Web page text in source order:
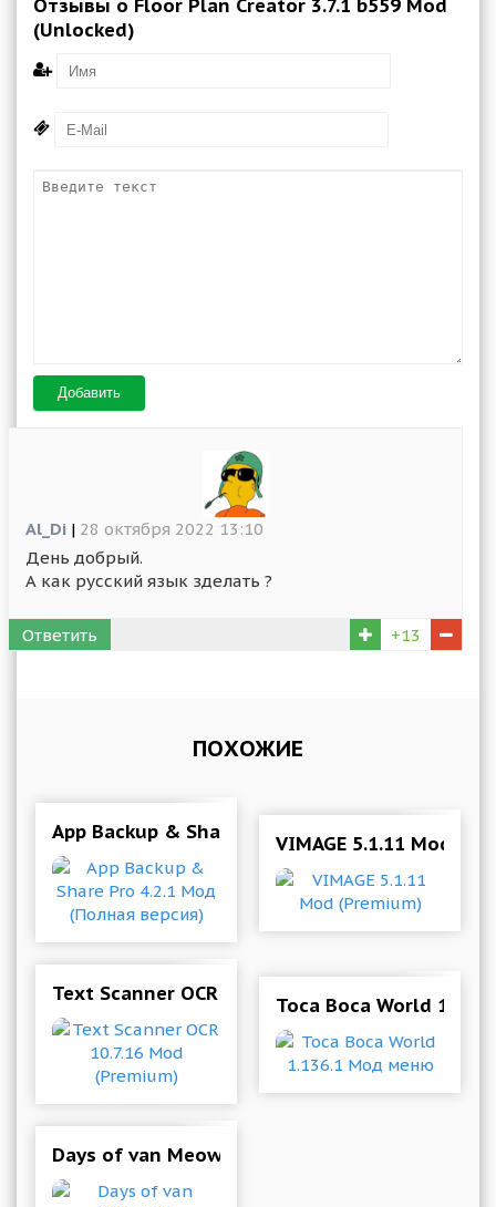
Отзывы о Floor Plan Creator 3.7.1 b559 Mod
(Unlocked)
Добавить
Al_Di | 28 октября 2022 13:10
День добрый.
А как русский язык зделать ?
Ответить +13
ПОХОЖИЕ
App Backup & Share Pro 4.2.1 Мод (Полная
VIMAGE 5.1.11 Mod
Text Scanner OCR 10.7.16 Mod (Premium)
Toca Boca World
Days of van Meowogh